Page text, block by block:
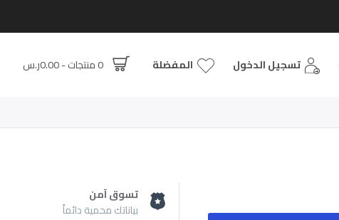
تسجيل الدخول المفضلة 0 منتجات - 0.00ر.س
تسوق آمن
بياناتك محمية دائماً